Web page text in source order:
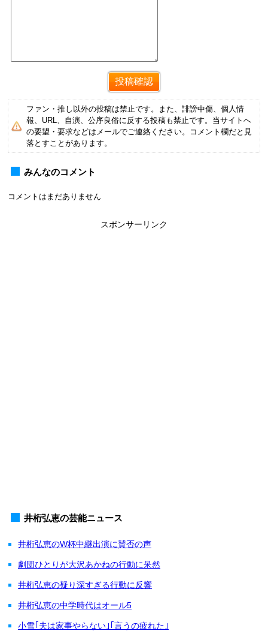
ファン・推し以外の投稿は禁止です。また、誹謗中傷、個人情
報、URL、自演、公序良俗に反する投稿も禁止です。当サイトへ
の要望・要求などはメールでご連絡ください。コメント欄だと見
落とすことがあります。
みんなのコメント
コメントはまだありません
スポンサーリンク
井桁弘恵の芸能ニュース
井桁弘恵のW杯中継出演に賛否の声
劇団ひとりが大沢あかねの行動に呆然
井桁弘恵の疑り深すぎる行動に反響
井桁弘恵の中学時代はオール5
小雪｢夫は家事やらない｣｢言うの疲れた｣